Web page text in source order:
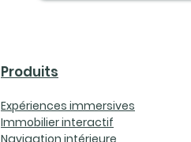
Produits
Expériences immersives
Immobilier interactif
Navigation intérieure